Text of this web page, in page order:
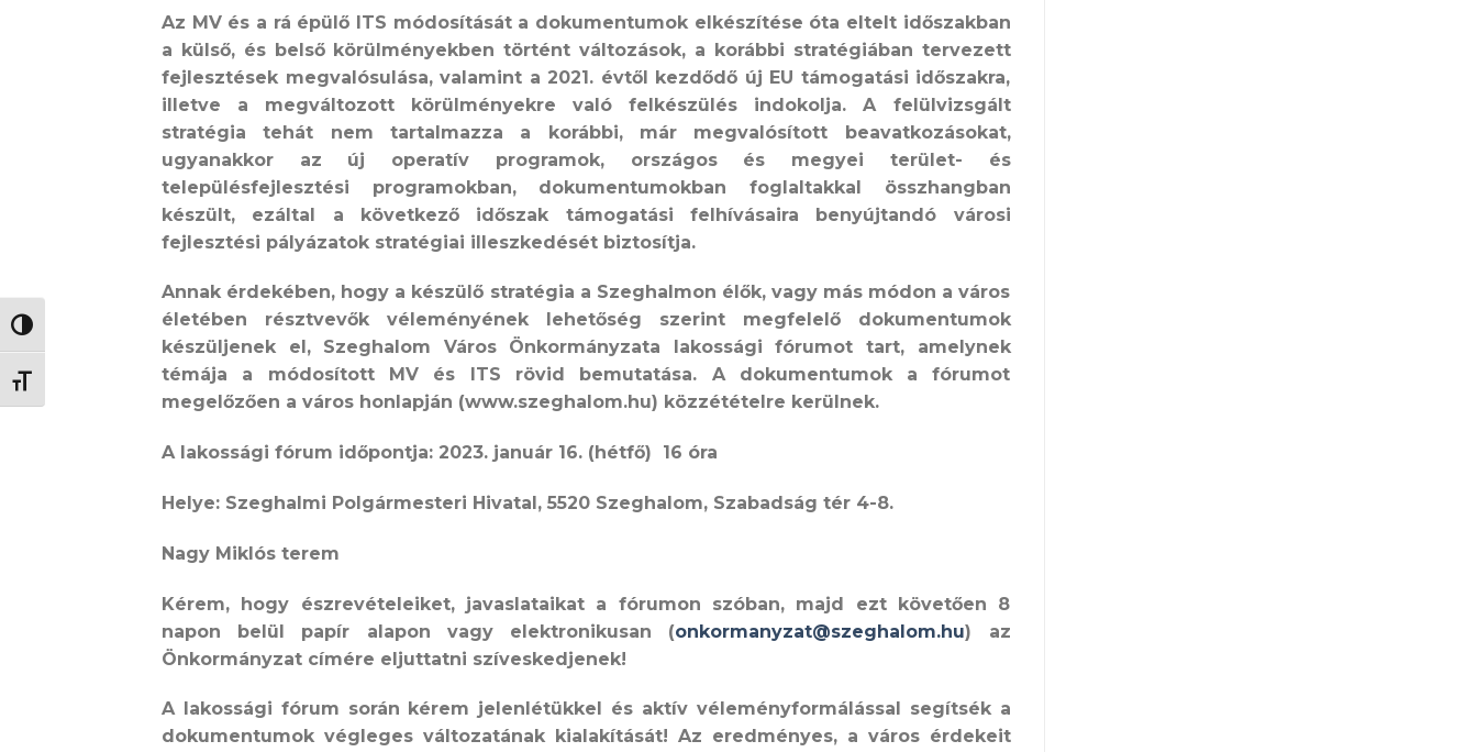
NAGY KONTRASZT VÁLTÁSA
BETŰMÉRET VÁLTÁSA
Az MV és a rá épülő ITS módosítását a dokumentumok elkészítése óta eltelt időszakban
a külső, és belső körülményekben történt változások, a korábbi stratégiában tervezett
fejlesztések megvalósulása, valamint a 2021. évtől kezdődő új EU támogatási időszakra,
illetve a megváltozott körülményekre való felkészülés indokolja. A felülvizsgált
stratégia tehát nem tartalmazza a korábbi, már megvalósított beavatkozásokat,
ugyanakkor az új operatív programok, országos és megyei terület- és
településfejlesztési programokban, dokumentumokban foglaltakkal összhangban
készült, ezáltal a következő időszak támogatási felhívásaira benyújtandó városi
fejlesztési pályázatok stratégiai illeszkedését biztosítja.
Annak érdekében, hogy a készülő stratégia a Szeghalmon élők, vagy más módon a város
életében résztvevők véleményének lehetőség szerint megfelelő dokumentumok
készüljenek el, Szeghalom Város Önkormányzata lakossági fórumot tart, amelynek
témája a módosított MV és ITS rövid bemutatása. A dokumentumok a fórumot
megelőzően a város honlapján (www.szeghalom.hu) közzétételre kerülnek.
A lakossági fórum időpontja: 2023. január 16. (hétfő) 16 óra
Helye: Szeghalmi Polgármesteri Hivatal, 5520 Szeghalom, Szabadság tér 4-8.
Nagy Miklós terem
Kérem, hogy észrevételeiket, javaslataikat a fórumon szóban, majd ezt követően 8
napon belül papír alapon vagy elektronikusan (onkormanyzat@szeghalom.hu) az
Önkormányzat címére eljuttatni szíveskedjenek!
A lakossági fórum során kérem jelenlétükkel és aktív véleményformálással segítsék a
dokumentumok végleges változatának kialakítását! Az eredményes, a város érdekeit